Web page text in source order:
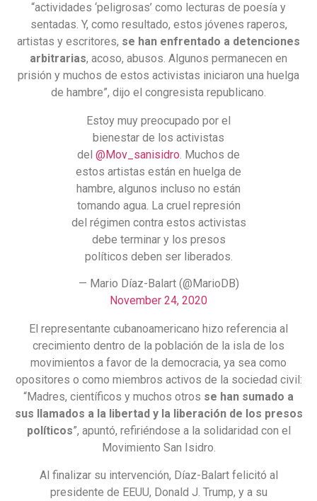
“actividades ‘peligrosas’ como lecturas de poesía y
sentadas. Y, como resultado, estos jóvenes raperos,
artistas y escritores, se han enfrentado a detenciones
arbitrarias, acoso, abusos. Algunos permanecen en
prisión y muchos de estos activistas iniciaron una huelga
de hambre”, dijo el congresista republicano.
Estoy muy preocupado por el
bienestar de los activistas
del @Mov_sanisidro. Muchos de
estos artistas están en huelga de
hambre, algunos incluso no están
tomando agua. La cruel represión
del régimen contra estos activistas
debe terminar y los presos
políticos deben ser liberados.
— Mario Díaz-Balart (@MarioDB)
November 24, 2020
El representante cubanoamericano hizo referencia al
crecimiento dentro de la población de la isla de los
movimientos a favor de la democracia, ya sea como
opositores o como miembros activos de la sociedad civil:
“Madres, científicos y muchos otros se han sumado a
sus llamados a la libertad y la liberación de los presos
políticos”, apuntó, refiriéndose a la solidaridad con el
Movimiento San Isidro.
Al finalizar su intervención, Díaz-Balart felicitó al
presidente de EEUU, Donald J. Trump, y a su